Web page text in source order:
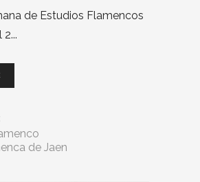
de Estudios Flamencos
2
de Jaen